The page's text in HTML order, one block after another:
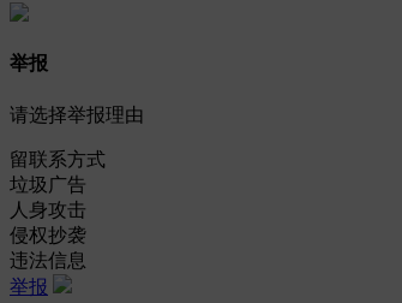
举报
请选择举报理由
留联系方式
垃圾广告
人身攻击
侵权抄袭
违法信息
举报